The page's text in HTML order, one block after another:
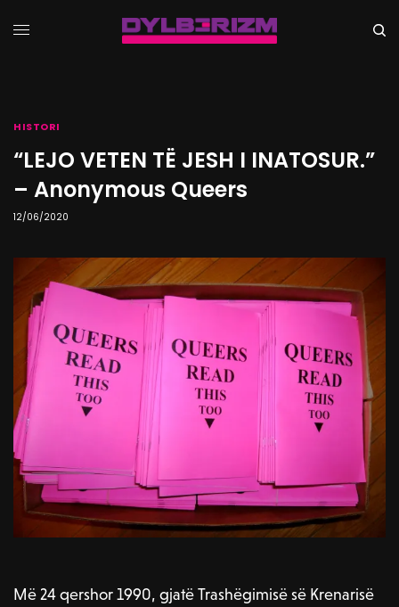
HISTORI
“LEJO VETEN TË JESH I INATOSUR.”
– Anonymous Queers
12/06/2020
Më 24 qershor 1990, gjatë Trashëgimisë së Krenarisë